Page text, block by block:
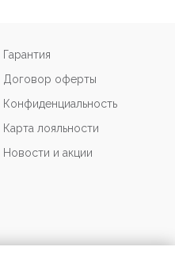
Гарантия
Договор оферты
Конфиденциальность
Карта лояльности
Новости и акции